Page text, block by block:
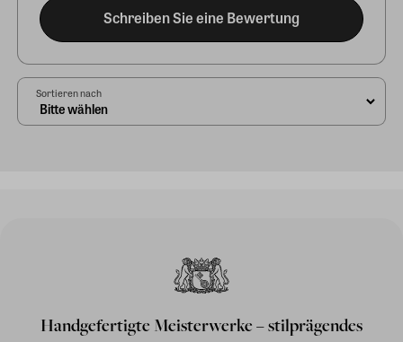
Schreiben Sie eine Bewertung
Sortieren nach
Handgefertigte Meisterwerke – stilprägendes